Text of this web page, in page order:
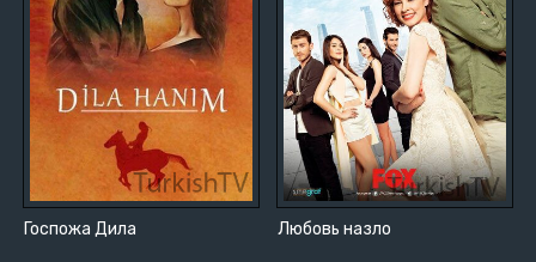
Госпожа Дила Любовь назло